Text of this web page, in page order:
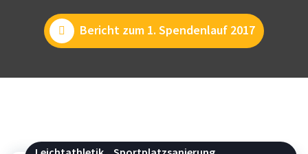
Bericht zum 1. Spendenlauf 2017